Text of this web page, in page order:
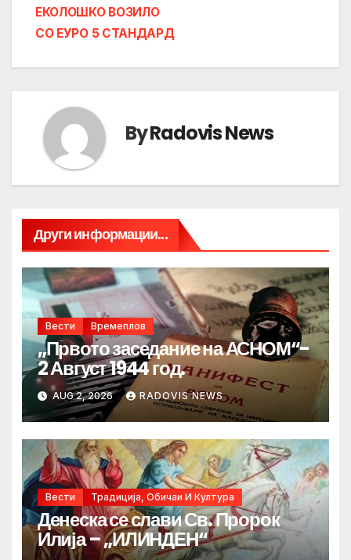
ЕКОЛОШКО ВОЗИЛО
СО ЕУРО 5 СТАНДАРД
ByRadovis News
Други информации...
Вести Времеплов
„Првото заседание на АСНОМ“-
2 Август 1944 год.
AUG 2, 2026 RADOVIS NEWS
Вести Традиција, Обичаи И Култура
Денеска се слави Св. Пророк
Илија – „ИЛИНДЕН“